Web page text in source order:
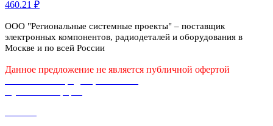
460.21 ₽
ООО "Региональные системные проекты" – поставщик
электронных компонентов, радиодеталей и оборудования в
Москве и по всей России
Данное предложение не является публичной офертой